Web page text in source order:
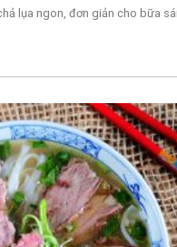
lụa ngon, đơn giản cho bữa